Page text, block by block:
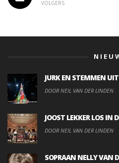
VOLGERS
JURK EN STEMMEN
DOOR NEIL VAN DER LINDEN
JOOST LEKKER LOS IN
DOOR NEIL VAN DER LINDEN
SOPRAAN NELLY VAN